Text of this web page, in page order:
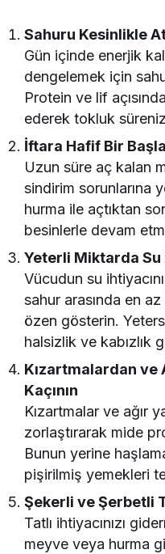
Sahuru Kesinlikle
Gün içinde enerjik
dengelemek için
Protein ve lif
ederek tokluk
İftara Hafif Bir
Uzun süre aç kalan
sindirim sorunlarına
hurma ile açtıktan
besinlerle devam
Yeterli Miktarda Su
Vücudun su
sahur arasında en
özen gösterin.
halsizlik ve kabızlık
Kızartmalardan ve
Kaçının
Kızartmalar ve ağır
zorlaştırarak mide
Bunun yerine
pişirilmiş yemekleri
Şekerli ve Şerbetli
Tatlı ihtiyacınızı
meyve veya hurma